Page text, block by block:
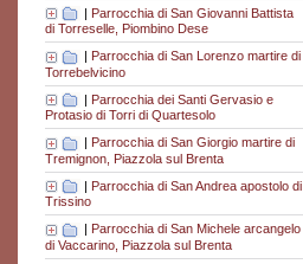
| Parrocchia di San Giovanni Battista
di Torreselle, Piombino Dese
Parrocchia di San Lorenzo martire di
Torrebelvicino
| Parrocchia dei Santi Gervasio e
Protasio di Torri di Quartesolo
Parrocchia di San Giorgio martire di
Tremignon, Piazzola sul Brenta
| Parrocchia di San Andrea apostolo di
Trissino
Parrocchia di San Michele arcangelo
di Vaccarino, Piazzola sul Brenta